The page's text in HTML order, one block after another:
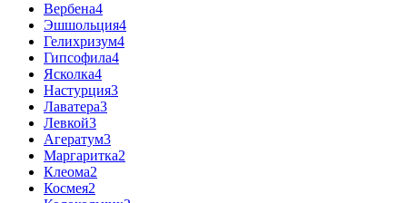
Вербена4
Эшшольция4
Гелихризум4
Гипсофила4
Ясколка4
Настурция3
Лаватера3
Левкой3
Агератум3
Маргаритка2
Клеома2
Космея2